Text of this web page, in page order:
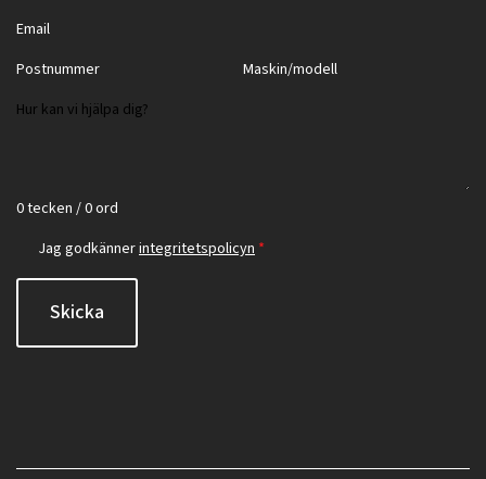
0 tecken / 0 ord
Jag godkännerintegritetspolicyn *
Skicka